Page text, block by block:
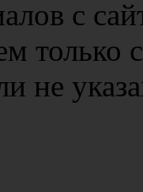
с
только
не